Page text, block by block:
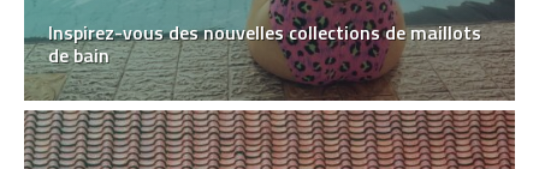
Inspirez-vous des nouvelles collections de maillots
de bain